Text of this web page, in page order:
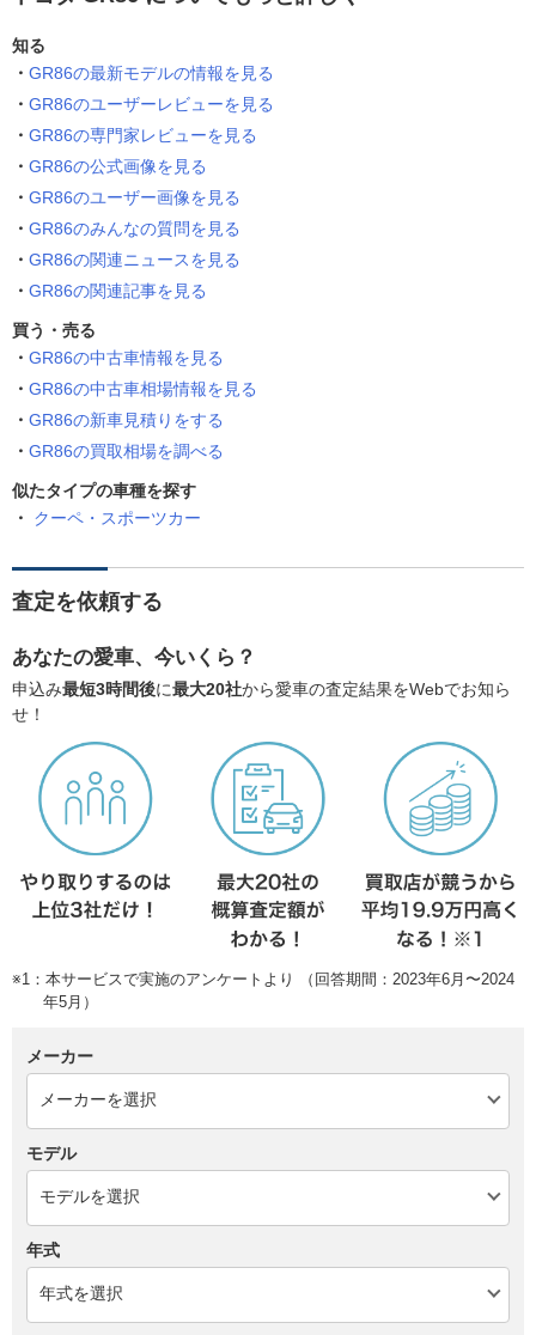
知る
GR86の最新モデルの情報を見る
GR86のユーザーレビューを見る
GR86の専門家レビューを見る
GR86の公式画像を見る
GR86のユーザー画像を見る
GR86のみんなの質問を見る
GR86の関連ニュースを見る
GR86の関連記事を見る
買う・売る
GR86の中古車情報を見る
GR86の中古車相場情報を見る
GR86の新車見積りをする
GR86の買取相場を調べる
似たタイプの車種を探す
クーペ・スポーツカー
査定を依頼する
あなたの愛車、今いくら？
申込み最短3時間後に最大20社から愛車の査定結果をWebでお知ら
せ！
※1：本サービスで実施のアンケートより （回答期間：2023年6月〜2024
年5月）
メーカー
モデル
年式